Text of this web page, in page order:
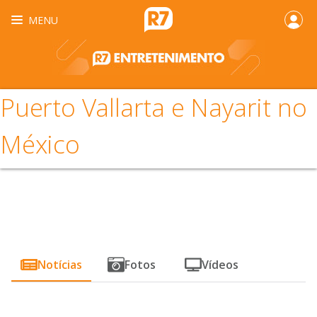
MENU
Puerto Vallarta e Nayarit no
México
Notícias Fotos Vídeos